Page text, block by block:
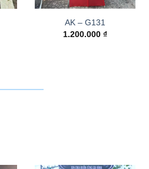
AK – G131
1.200.000 ₫